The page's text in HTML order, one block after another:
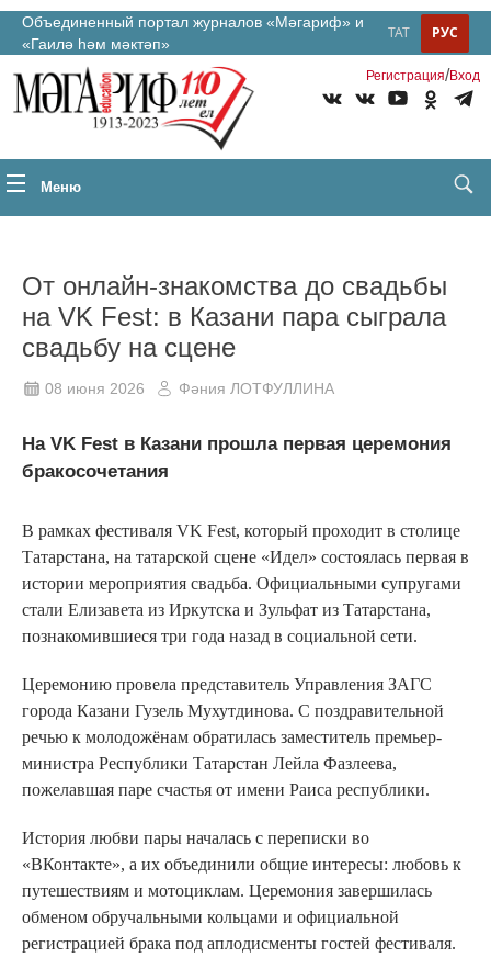
Объединенный портал журналов «Мәгариф» и
«Гаилә һәм мәктәп»
РУС
ТАТ
Регистрация/Вход
Меню
От онлайн-знакомства до свадьбы
на VK Fest: в Казани пара сыграла
свадьбу на сцене
08 июня 2026 Фәния ЛОТФУЛЛИНА
На VK Fest в Казани прошла первая церемония
бракосочетания
В рамках фестиваля VK Fest, который проходит в столице
Татарстана, на татарской сцене «Идел» состоялась первая в
истории мероприятия свадьба. Официальными супругами
стали Елизавета из Иркутска и Зульфат из Татарстана,
познакомившиеся три года назад в социальной сети.
Церемонию провела представитель Управления ЗАГС
города Казани Гузель Мухутдинова. С поздравительной
речью к молодожёнам обратилась заместитель премьер-
министра Республики Татарстан Лейла Фазлеева,
пожелавшая паре счастья от имени Раиса республики.
История любви пары началась с переписки во
«ВКонтакте», а их объединили общие интересы: любовь к
путешествиям и мотоциклам. Церемония завершилась
обменом обручальными кольцами и официальной
регистрацией брака под аплодисменты гостей фестиваля.